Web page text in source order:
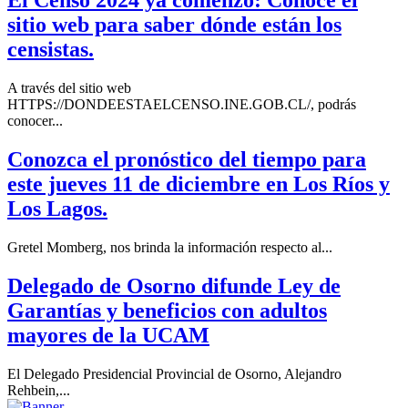
sitio web para saber dónde están los
censistas.
A través del sitio web
HTTPS://DONDEESTAELCENSO.INE.GOB.CL/, podrás
conocer...
Conozca el pronóstico del tiempo para
este jueves 11 de diciembre en Los Ríos y
Los Lagos.
Gretel Momberg, nos brinda la información respecto al...
Delegado de Osorno difunde Ley de
Garantías y beneficios con adultos
mayores de la UCAM
El Delegado Presidencial Provincial de Osorno, Alejandro
Rehbein,...